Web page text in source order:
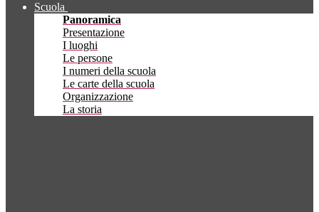
Scuola
Panoramica
Presentazione
I luoghi
Le persone
I numeri della scuola
Le carte della scuola
Organizzazione
La storia